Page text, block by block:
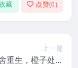
藏 点赞(0)
上一篇
重生，橙子处境